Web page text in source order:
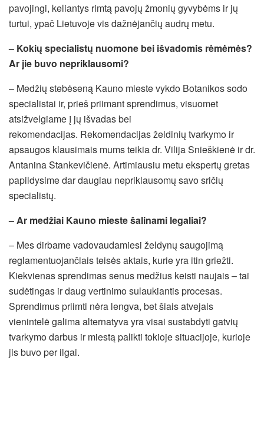
pavojingi, keliantys rimtą pavojų žmonių gyvybėms ir jų
turtui, ypač Lietuvoje vis dažnėjančių audrų metu.
– Kokių specialistų nuomone bei išvadomis rėmėmės?
Ar jie buvo nepriklausomi?
– Medžių stebėseną Kauno mieste vykdo Botanikos sodo
specialistai ir, prieš priimant sprendimus, visuomet
atsižvelgiame į jų išvadas bei
rekomendacijas. Rekomendacijas želdinių tvarkymo ir
apsaugos klausimais mums teikia dr. Vilija Snieškienė ir dr.
Antanina Stankevičienė. Artimiausiu metu ekspertų gretas
papildysime dar daugiau nepriklausomų savo sričių
specialistų.
– Ar medžiai Kauno mieste šalinami legaliai?
– Mes dirbame vadovaudamiesi želdynų saugojimą
reglamentuojančiais teisės aktais, kurie yra itin griežti.
Kiekvienas sprendimas senus medžius keisti naujais – tai
sudėtingas ir daug vertinimo sulaukiantis procesas.
Sprendimus priimti nėra lengva, bet šiais atvejais
vienintelė galima alternatyva yra visai sustabdyti gatvių
tvarkymo darbus ir miestą palikti tokioje situacijoje, kurioje
jis buvo per ilgai.